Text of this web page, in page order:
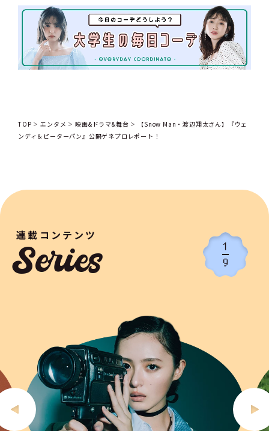
TOP エンタメ 映画&ドラマ&舞台
【Snow Man・渡辺翔太さん】『ウェ
ンディ＆ピーターパン』公開ゲネプロレポート！
連載コンテンツ
Series
1
9